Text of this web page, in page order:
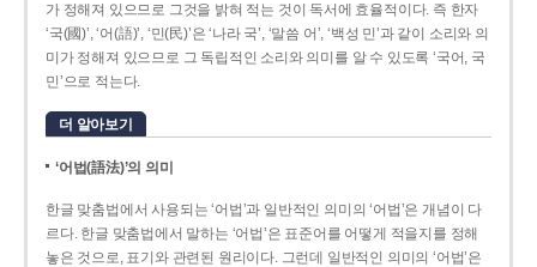
가 정해져 있으므로 그것을 밝혀 적는 것이 독서에 효율적이다. 즉 한자
‘국(國)’, ‘어(語)’, ‘민(民)’은 ‘나라 국’, ‘말씀 어’, ‘백성 민’과 같이 소리와 의
미가 정해져 있으므로 그 독립적인 소리와 의미를 알 수 있도록 ‘국어, 국
민’으로 적는다.
더 알아보기
‘어법(語法)’의 의미
한글 맞춤법에서 사용되는 ‘어법’과 일반적인 의미의 ‘어법’은 개념이 다
르다. 한글 맞춤법에서 말하는 ‘어법’은 표준어를 어떻게 적을지를 정해
놓은 것으로, 표기와 관련된 원리이다. 그런데 일반적인 의미의 ‘어법’은